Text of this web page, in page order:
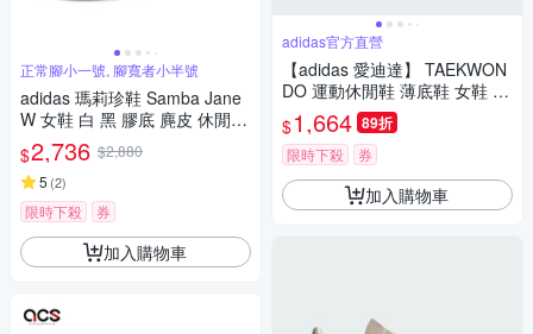
正常腳小一號, 腳寬者小半號
adidas 瑪莉珍鞋 Samba Jane
W 女鞋 白 黑 膠底 麂皮 休閒鞋
復古 愛迪達 JR1402
$2,736 $2,880
5 (2)
限時下殺 券
加入購物車
adidas官方直營
【adidas 愛迪達】 TAEKWON
DO 運動休閒鞋 薄底鞋 女鞋 -
Originals JS0306
$1,664 89折
限時下殺 券
加入購物車